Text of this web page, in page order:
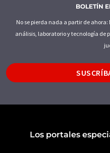
BOLETÍN
No se pierda nada a partir de
análisis, laboratorio y tecnología de
Los portales